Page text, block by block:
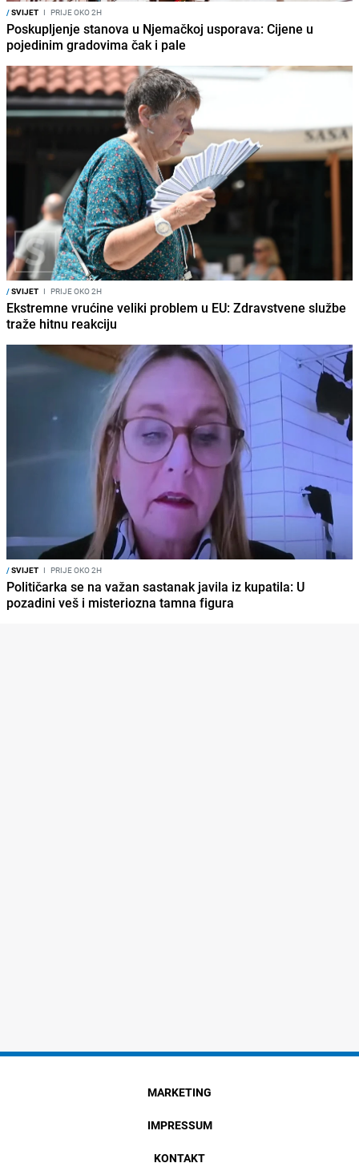
/SVIJET I PRIJE OKO 2H
Poskupljenje stanova u Njemačkoj usporava: Cijene u
pojedinim gradovima čak i pale
/SVIJET I PRIJE OKO 2H
Ekstremne vrućine veliki problem u EU: Zdravstvene službe
traže hitnu reakciju
/SVIJET I PRIJE OKO 2H
Političarka se na važan sastanak javila iz kupatila: U
pozadini veš i misteriozna tamna figura
MARKETING
IMPRESSUM
KONTAKT